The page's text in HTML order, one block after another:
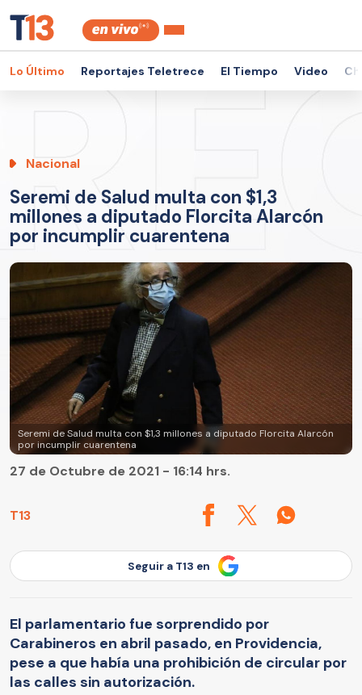
Lo Último Reportajes Teletrece El Tiempo Video
Nacional
Seremi de Salud multa con $1,3
millones a diputado Florcita Alarcón
por incumplir cuarentena
Seremi de Salud multa con $1,3 millones a diputado Florcita Alarcón
por incumplir cuarentena
T13
27 de Octubre de 2021 - 16:14 hrs.
Seguir a T13 en
El parlamentario fue sorprendido por
Carabineros en abril pasado, en Providencia,
pese a que había una prohibición de circular por
las calles sin autorización.